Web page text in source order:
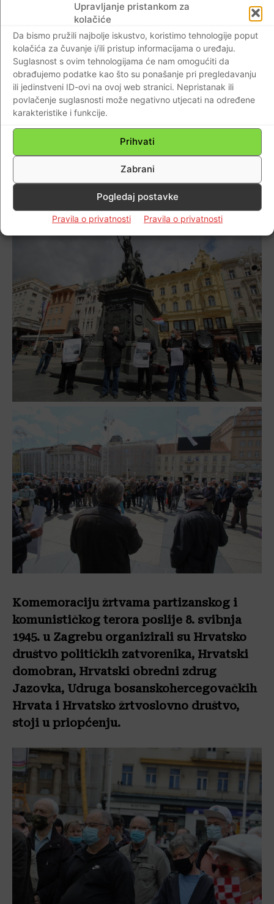
Upravljanje pristankom za
kolačiće
Da bismo pružili najbolje iskustvo, koristimo tehnologije poput
kolačića za čuvanje i/ili pristup informacijama o uređaju.
Suglasnost s ovim tehnologijama će nam omogućiti da
obrađujemo podatke kao što su ponašanje pri pregledavanju
ili jedinstveni ID-ovi na ovoj web stranici. Nepristanak ili
povlačenje suglasnosti može negativno utjecati na određene
karakteristike i funkcije.
Prihvati
Zabrani
Pogledaj postavke
Pravila o privatnosti Pravila o privatnosti
Povjesničar dr. Josip Jurčević izrazio je
žaljenje što se nevine žrtve partizanskih i
komunističkih vlasti ne komemoriraju uz
snažniju podršku države i javnih glasila. Na
skup u subotu pozvani su i predstavnici
stranih veleposlanstava, ali se nije pojavio
deklaracijama poziva na osudu
komunističkog sustava i njegovih zločina.
„Riječima nobelovca Elija Wiesela: tko
prešućuje žrtve, ponovo ih ubija“, rekao je
Jurčević.
Komemoraciju žrtvama partizanskog i
komunističkog terora poslije 8. svibnja
1945. u Zagrebu organizirali su Hrvatsko
društvo političkih zatvorenika, Hrvatski
domobran, Hrvatski obredni zdrug
Jazovka, Udruga bosanskohercegovačkih
Hrvata i Hrvatsko žrtvoslovno društvo,
stoji u priopćenju.